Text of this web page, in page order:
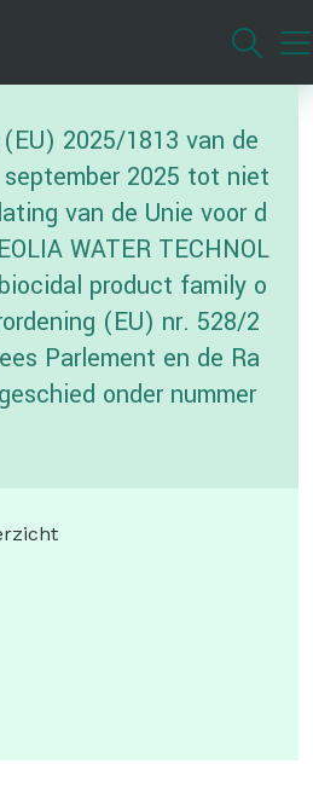
inhoud
gaan
2025/1813 van de
2025 tot niet
van de Unie voor d
WATER TECHNOL
product family o
(EU) nr. 528/2
Parlement en de Ra
onder nummer